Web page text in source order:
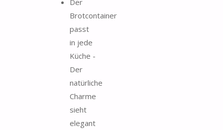
Der
Brotcontainer
passt
in jede
Küche -
Der
natürliche
Charme
sieht
elegant